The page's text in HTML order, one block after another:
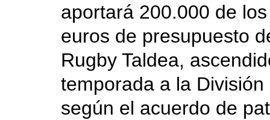
aportará 200.000 de
euros de presupuesto
Rugby Taldea,
temporada a la División
según el acuerdo de